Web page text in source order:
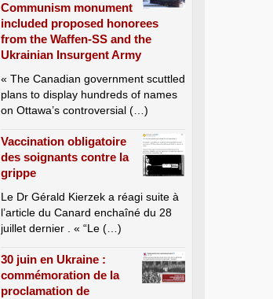
Communism monument
included proposed honorees
from the Waffen-SS and the
Ukrainian Insurgent Army
« The Canadian government scuttled
plans to display hundreds of names
on Ottawa’s controversial (…)
Vaccination obligatoire
des soignants contre la
grippe
Le Dr Gérald Kierzek a réagi suite à
l’article du Canard enchaîné du 28
juillet dernier . « “Le (…)
30 juin en Ukraine :
commémoration de la
proclamation de